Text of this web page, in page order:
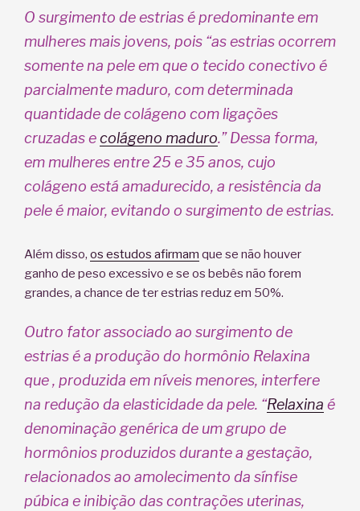
O surgimento de estrias é predominante em
mulheres mais jovens, pois “as estrias ocorrem
somente na pele em que o tecido conectivo é
parcialmente maduro, com determinada
quantidade de colágeno com ligações
cruzadas ecolágeno maduro.” Dessa forma,
em mulheres entre 25 e 35 anos, cujo
colágeno está amadurecido, a resistência da
pele é maior, evitando o surgimento de estrias.
Além disso, os estudos afirmam que se não houver
ganho de peso excessivo e se os bebês não forem
grandes, a chance de ter estrias reduz em 50%.
Outro fator associado ao surgimento de
estrias é a produção do hormônio Relaxina
que , produzida em níveis menores, interfere
na redução da elasticidade da pele. “Relaxina é
denominação genérica de um grupo de
hormônios produzidos durante a gestação,
relacionados ao amolecimento da sínfise
púbica e inibição das contrações uterinas,